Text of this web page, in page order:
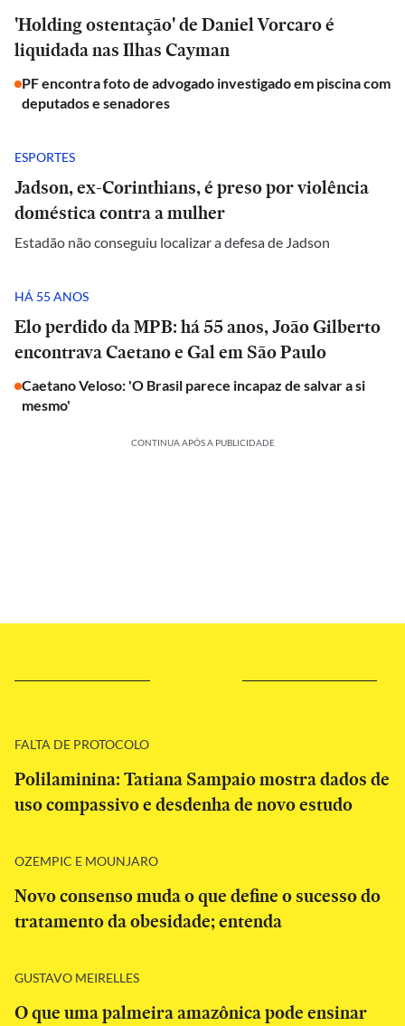
'Holding ostentação' de Daniel Vorcaro é
liquidada nas Ilhas Cayman
PF encontra foto de advogado investigado em piscina com
deputados e senadores
ESPORTES
Jadson, ex-Corinthians, é preso por violência
doméstica contra a mulher
Estadão não conseguiu localizar a defesa de Jadson
HÁ 55 ANOS
Elo perdido da MPB: há 55 anos, João Gilberto
encontrava Caetano e Gal em São Paulo
Caetano Veloso: 'O Brasil parece incapaz de salvar a si
mesmo'
CONTINUA APÓS A PUBLICIDADE
FALTA DE PROTOCOLO
Polilaminina: Tatiana Sampaio mostra dados de
uso compassivo e desdenha de novo estudo
OZEMPIC E MOUNJARO
Novo consenso muda o que define o sucesso do
tratamento da obesidade; entenda
GUSTAVO MEIRELLES
O que uma palmeira amazônica pode ensinar